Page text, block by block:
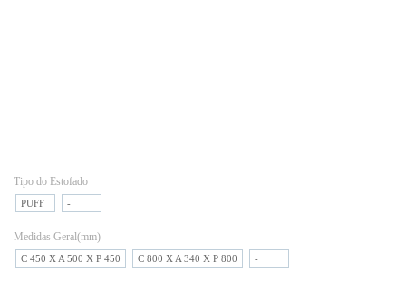
Tipo do Estofado
PUFF -
Medidas Geral(mm)
C 450 X A 500 X P 450 C 800 X A 340 X P 800 -